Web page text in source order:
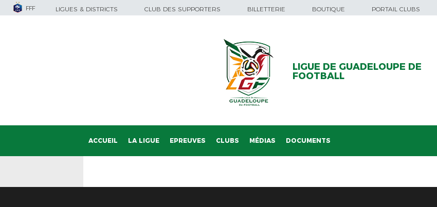
FFF LIGUES & DISTRICTS CLUB DES SUPPORTERS BILLETTERIE BOUTIQUE PORTAIL CLUBS
LIGUE DE GUADELOUPE DE
FOOTBALL
ACCUEIL LA LIGUE EPREUVES CLUBS MÉDIAS DOCUMENTS